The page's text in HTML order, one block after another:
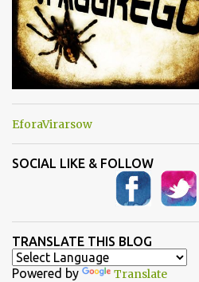
EforaVirarsow
SOCIAL LIKE & FOLLOW
TRANSLATE THIS BLOG
Powered by Translate